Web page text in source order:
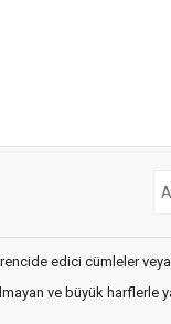
edici cümleler
ve büyük harflerle